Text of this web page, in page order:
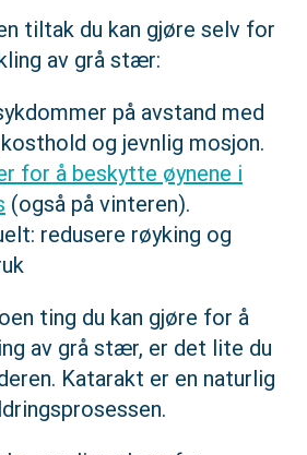
tiltak du kan gjøre selv for
av grå stær:
på avstand med
og jevnlig mosjon.
for å beskytte øynene i
(også på vinteren).
redusere røyking og
ting du kan gjøre for å
av grå stær, er det lite du
Katarakt er en naturlig